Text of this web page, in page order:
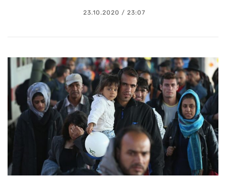
23.10.2020 / 23:07